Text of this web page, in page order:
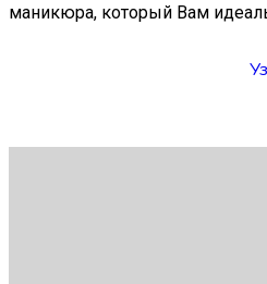
маникюра, который Вам